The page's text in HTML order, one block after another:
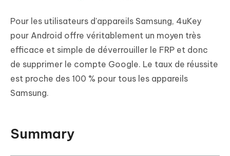
Pour les utilisateurs d'appareils Samsung, 4uKey
pour Android offre véritablement un moyen très
efficace et simple de déverrouiller le FRP et donc
de supprimer le compte Google. Le taux de réussite
est proche des 100 % pour tous les appareils
Samsung.
Summary